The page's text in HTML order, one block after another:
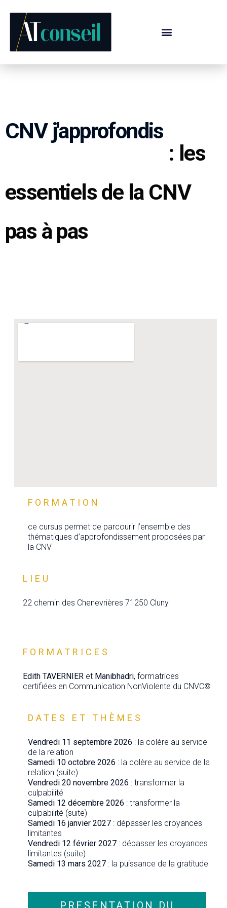
CNV j'approfondis
: les
essentiels de la CNV
pas à pas
FORMATION
ce cursus permet de parcourir l’ensemble des
thématiques d’approfondissement proposées par
la CNV
LIEU
22 chemin des Chenevrières 71250 Cluny
FORMATRICES
Edith TAVERNIER et Manibhadri, formatrices
certifiées en Communication NonViolente du CNVC©
DATES ET THÈMES
Vendredi 11 septembre 2026 : la colère au service
de la relation
Samedi 10 octobre 2026 : la colère au service de la
relation (suite)
Vendredi 20 novembre 2026 : transformer la
culpabilité
Samedi 12 décembre 2026 : transformer la
culpabilité (suite)
Samedi 16 janvier 2027 : dépasser les croyances
limitantes
Vendredi 12 février 2027 : dépasser les croyances
limitantes (suite)
Samedi 13 mars 2027 : la puissance de la gratitude
PRESENTATION DU